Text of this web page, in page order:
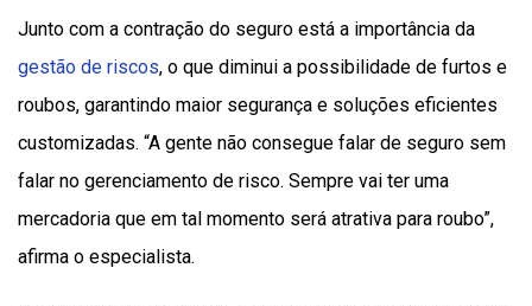
Junto com a contração do seguro está a importância da
gestão de riscos, o que diminui a possibilidade de furtos e
roubos, garantindo maior segurança e soluções eficientes
customizadas. “A gente não consegue falar de seguro sem
falar no gerenciamento de risco. Sempre vai ter uma
mercadoria que em tal momento será atrativa para roubo”,
afirma o especialista.